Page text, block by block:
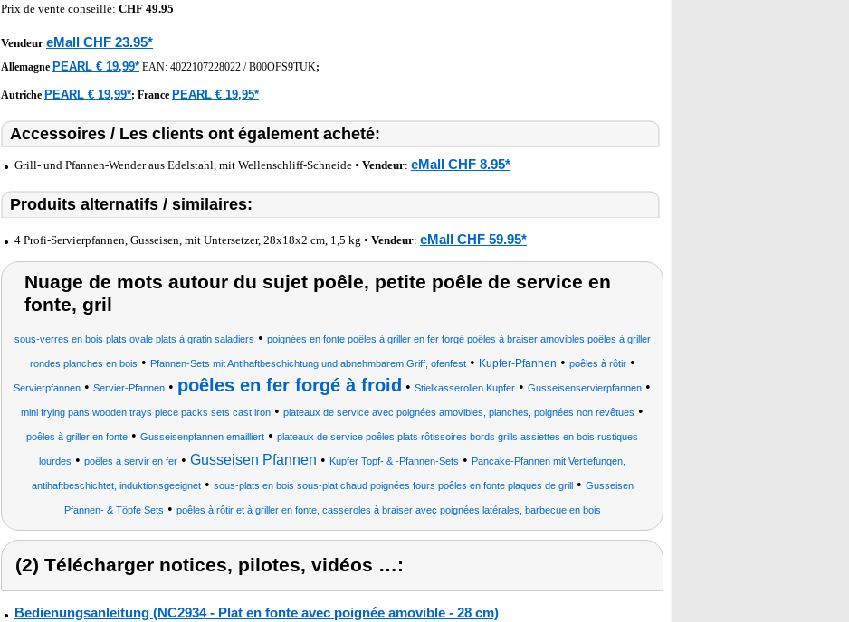
Prix de vente conseillé: CHF 49.95
Vendeur eMall CHF 23.95*
Allemagne PEARL € 19,99* EAN: 4022107228022 /B00OFS9TUK;
Autriche PEARL € 19,99*; France PEARL € 19,95*
Accessoires / Les clients ont également acheté:
Grill- und Pfannen-Wender aus Edelstahl, mit Wellenschliff-Schneide • Vendeur: eMall CHF 8.95*
Produits alternatifs / similaires:
4 Profi-Servierpfannen, Gusseisen, mit Untersetzer, 28x18x2 cm, 1,5 kg • Vendeur: eMall CHF 59.95*
Nuage de mots autour du sujet poêle, petite poêle de service en
fonte, gril
sous-verres en bois plats ovale plats à gratin saladiers • poignées en fonte poêles à griller en fer forgé poêles à braiser amovibles poêles à griller
rondes planches en bois • Pfannen-Sets mit Antihaftbeschichtung und abnehmbarem Griff, ofenfest• Kupfer-Pfannen • poêles à rôtir•
Servierpfannen • Servier-Pfannen • poêles en fer forgé à froid • Stielkasserollen Kupfer • Gusseisenservierpfannen •
mini frying pans wooden trays piece packs sets cast iron • plateaux de service avec poignées amovibles, planches, poignées non revêtues •
poêles à griller en fonte • Gusseisenpfannen emailliert • plateaux de service poêles plats rôtissoires bords grills assiettes en bois rustiques
lourdes • poêles à servir en fer • Gusseisen Pfannen • Kupfer Topf- & -Pfannen-Sets • Pancake-Pfannen mit Vertiefungen,
antihaftbeschichtet, induktionsgeeignet• sous-plats en bois sous-plat chaud poignées fours poêles en fonte plaques de grill• Gusseisen
Pfannen- & Töpfe Sets • poêles à rôtir et à griller en fonte, casseroles à braiser avec poignées latérales, barbecue en bois
(2) Télécharger notices, pilotes, vidéos …:
Bedienungsanleitung (NC2934 - Plat en fonte avec poignée amovible - 28 cm)